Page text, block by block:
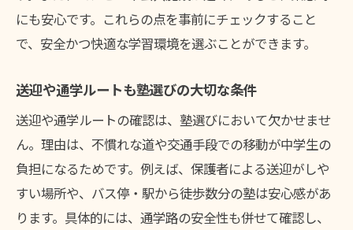
にも安心です。これらの点を事前にチェックすること
で、安全かつ快適な学習環境を選ぶことができます。
送迎や通学ルートも塾選びの大切な条件
送迎や通学ルートの確認は、塾選びにおいて欠かせませ
ん。理由は、不慣れな道や交通手段での移動が中学生の
負担になるためです。例えば、保護者による送迎がしや
すい場所や、バス停・駅から徒歩数分の塾は安心感があ
ります。具体的には、通学路の安全性も併せて確認し、